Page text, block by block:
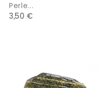
Perle...
3,50 €